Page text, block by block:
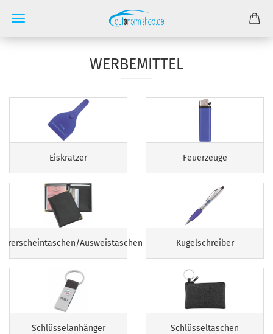
WERBEMITTEL
Eiskratzer Feuerzeuge
Ausweistaschen Kugelschreiber
Schlüsselanhänger Schlüsseltaschen